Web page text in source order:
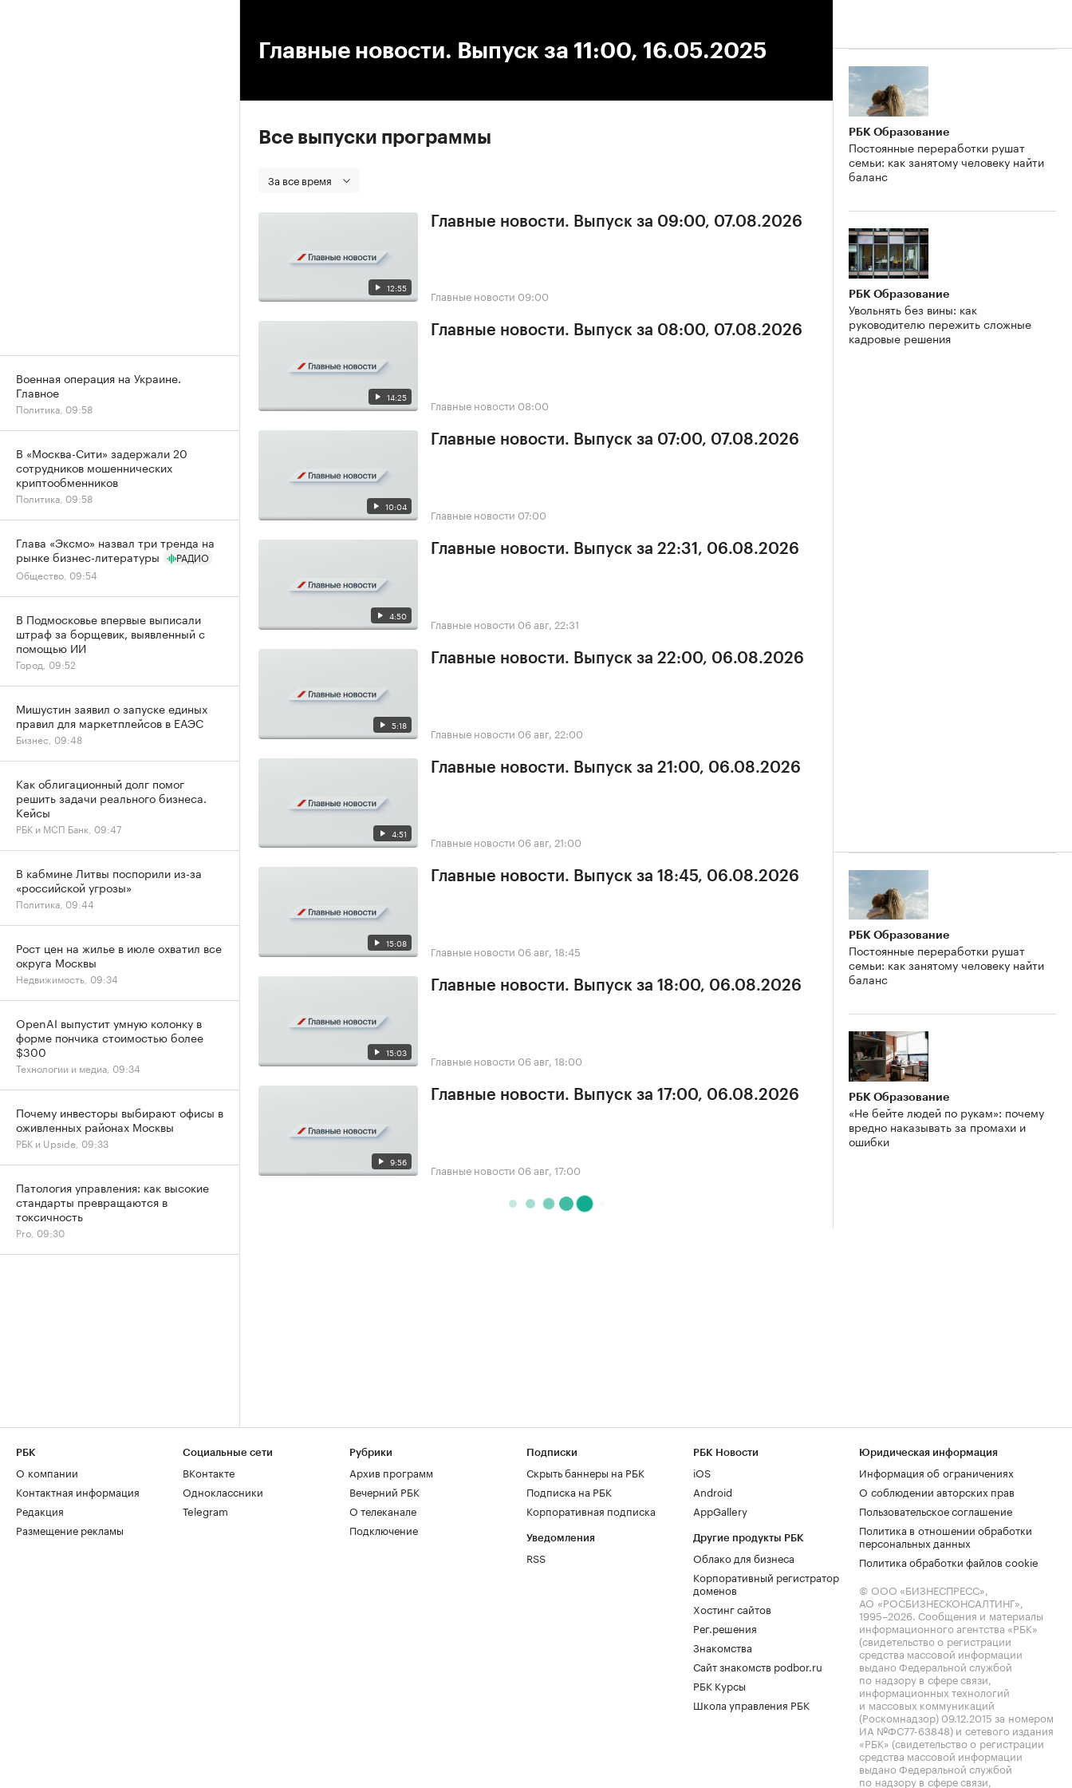
Главные новости. Выпуск за 11:00, 16.05.2025
Все выпуски программы
За все время
12:55
Главные новости. Выпуск за 09:00, 07.08.2026
Главные новости 09:00
14:25
Главные новости. Выпуск за 08:00, 07.08.2026
Главные новости 08:00
10:04
Главные новости. Выпуск за 07:00, 07.08.2026
Главные новости 07:00
4:50
Главные новости. Выпуск за 22:31, 06.08.2026
Главные новости 06 авг, 22:31
5:18
Главные новости. Выпуск за 22:00, 06.08.2026
Главные новости 06 авг, 22:00
4:51
Главные новости. Выпуск за 21:00, 06.08.2026
Главные новости 06 авг, 21:00
15:08
Главные новости. Выпуск за 18:45, 06.08.2026
Главные новости 06 авг, 18:45
15:03
Главные новости. Выпуск за 18:00, 06.08.2026
Главные новости 06 авг, 18:00
9:56
Главные новости. Выпуск за 17:00, 06.08.2026
Главные новости 06 авг, 17:00
РБК Образование
Постоянные переработки рушат
семьи: как занятому человеку найти
баланс
РБК Образование
Увольнять без вины: как
руководителю пережить сложные
кадровые решения
РБК Образование
Постоянные переработки рушат
семьи: как занятому человеку найти
баланс
РБК Образование
«Не бейте людей по рукам»: почему
вредно наказывать за промахи и
ошибки
Военная операция на Украине.
Главное
Политика, 09:58
В «Москва-Сити» задержали 20
сотрудников мошеннических
криптообменников
Политика, 09:58
Глава «Эксмо» назвал три тренда на
рынке бизнес-литературы
РАДИО
Общество, 09:54
В Подмосковье впервые выписали
штраф за борщевик, выявленный с
помощью ИИ
Город, 09:52
Мишустин заявил о запуске единых
правил для маркетплейсов в ЕАЭС
Бизнес, 09:48
Как облигационный долг помог
решить задачи реального бизнеса.
Кейсы
РБК и МСП Банк, 09:47
В кабмине Литвы поспорили из-за
«российской угрозы»
Политика, 09:44
Рост цен на жилье в июле охватил все
округа Москвы
Недвижимость, 09:34
OpenAI выпустит умную колонку в
форме пончика стоимостью более
$300
Технологии и медиа, 09:34
Почему инвесторы выбирают офисы в
оживленных районах Москвы
РБК и Upside, 09:33
Патология управления: как высокие
стандарты превращаются в
токсичность
Pro, 09:30
РБК
О компании
Контактная информация
Редакция
Размещение рекламы
Социальные сети
ВКонтакте
Одноклассники
Telegram
Рубрики
Архив программ
Вечерний РБК
О телеканале
Подключение
Подписки
Скрыть баннеры на РБК
Подписка на РБК
Корпоративная подписка
Уведомления
RSS
РБК Новости
iOS
Android
AppGallery
Другие продукты РБК
Облако для бизнеса
Корпоративный регистратор
доменов
Хостинг сайтов
Рег.решения
Знакомства
Сайт знакомств podbor.ru
РБК Курсы
Школа управления РБК
Юридическая информация
Информация об ограничениях
О соблюдении авторских прав
Пользовательское соглашение
Политика в отношении обработки
персональных данных
Политика обработки файлов cookie
© ООО «БИЗНЕСПРЕСС»,
АО «РОСБИЗНЕСКОНСАЛТИНГ»,
1995–2026. Сообщения и материалы
информационного агентства «РБК»
(свидетельство о регистрации
средства массовой информации
выдано Федеральной службой
по надзору в сфере связи,
информационных технологий
и массовых коммуникаций
(Роскомнадзор) 09.12.2015 за номером
ИА №ФС77-63848) и сетевого издания
«РБК» (свидетельство о регистрации
средства массовой информации
выдано Федеральной службой
по надзору в сфере связи,